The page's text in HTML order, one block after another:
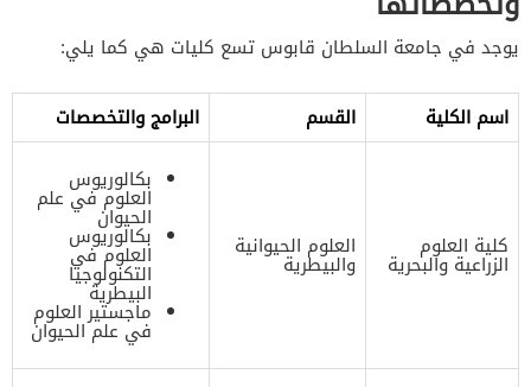
يوجد في جامعة السلطان قابوس تسع كليات هي كما يلي:
اسم الكلية القسم البرامج والتخصصات
كلية العلوم
الزراعية والبحرية
العلوم الحيوانية
والبيطرية
بكالوريوس
العلوم في علم
الحيوان
بكالوريوس
العلوم في
التكنولوجيا
البيطرية
ماجستير العلوم
في علم الحيوان